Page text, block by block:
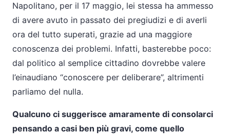
Napolitano, per il 17 maggio, lei stessa ha ammesso
di avere avuto in passato dei pregiudizi e di averli
ora del tutto superati, grazie ad una maggiore
conoscenza dei problemi. Infatti, basterebbe poco:
dal politico al semplice cittadino dovrebbe valere
l’einaudiano “conoscere per deliberare”, altrimenti
parliamo del nulla.
Qualcuno ci suggerisce amaramente di consolarci
pensando a casi ben più gravi, come quello